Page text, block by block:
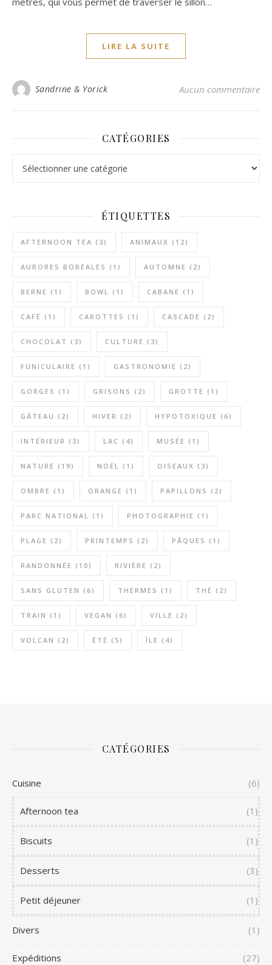
LIRE LA SUITE
Sandrine & Yorick Aucun commentaire
CATÉGORIES
ÉTIQUETTES
AFTERNOON TEA (3) ANIMAUX (12)
AURORES BORÉALES (1) AUTOMNE (2)
BERNE (1) BOWL (1) CABANE (1)
CAFÉ (1) CAROTTES (1) CASCADE (2)
CHOCOLAT (3) CULTURE (3)
FUNICULAIRE (1) GASTRONOMIE (2)
GORGES (1) GRISONS (2) GROTTE (1)
GÂTEAU (2) HIVER (2) HYPOTOXIQUE (6)
INTÉRIEUR (3) LAC (4) MUSÉE (1)
NATURE (19) NOËL (1) OISEAUX (3)
OMBRE (1) ORANGE (1) PAPILLONS (2)
PARC NATIONAL (1) PHOTOGRAPHIE (1)
PLAGE (2) PRINTEMPS (2) PÂQUES (1)
RANDONNÉE (10) RIVIÈRE (2)
SANS GLUTEN (6) THERMES (1) THÉ (2)
TRAIN (1) VEGAN (6) VILLE (2)
VOLCAN (2) ÉTÉ (5) ÎLE (4)
CATÉGORIES
Cuisine (6)
Afternoon tea (1)
Biscuits (1)
Desserts (3)
Petit déjeuner (1)
Divers (1)
Expéditions (27)